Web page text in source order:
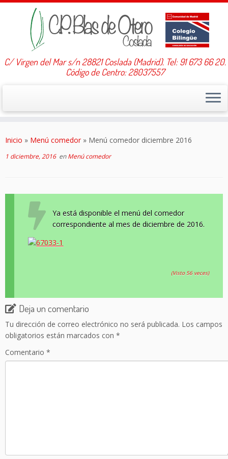
C/ Virgen del Mar s/n 28821 Coslada (Madrid). Tel: 91 673 66 20.
Código de Centro: 28037557
Inicio » Menú comedor » Menú comedor diciembre 2016
1 diciembre, 2016enMenú comedor
Ya está disponible el menú del comedor
correspondiente al mes de diciembre de 2016.
(Visto 56 veces)
Deja un comentario
Tu dirección de correo electrónico no será publicada. Los campos
obligatorios están marcados con *
Comentario *